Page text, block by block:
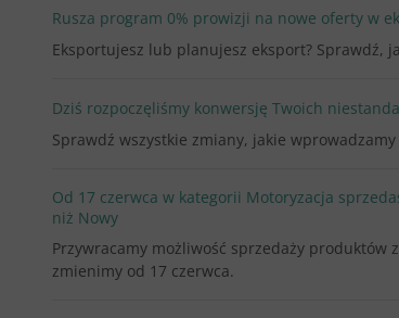
Rusza program 0% prowizji na nowe oferty w
Eksportujesz lub planujesz eksport? Sprawdź,
Dziś rozpoczęliśmy konwersję Twoich
Sprawdź wszystkie zmiany, jakie
Od 17 czerwca w kategorii Motoryzacja
niż Nowy
Przywracamy możliwość sprzedaży
zmienimy od 17 czerwca.